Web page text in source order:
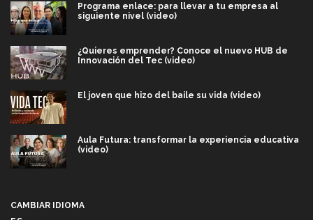
Programa enlace: para llevar a tu empresa al
siguiente nivel (video)
¿Quieres emprender? Conoce el nuevo HUB de
Innovación del Tec (video)
El joven que hizo del baile su vida (video)
Aula Futura: transformar la experiencia educativa
(video)
CAMBIAR IDIOMA